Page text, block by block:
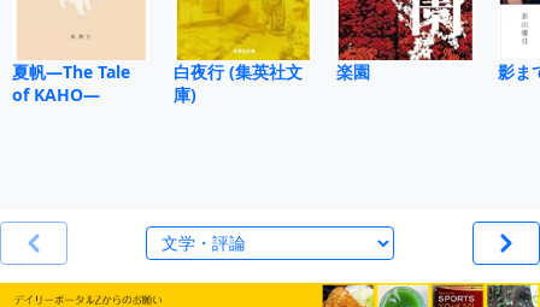
夏帆―The Tale
of KAHO―
白夜行 (集英社文
庫)
楽園 影ま